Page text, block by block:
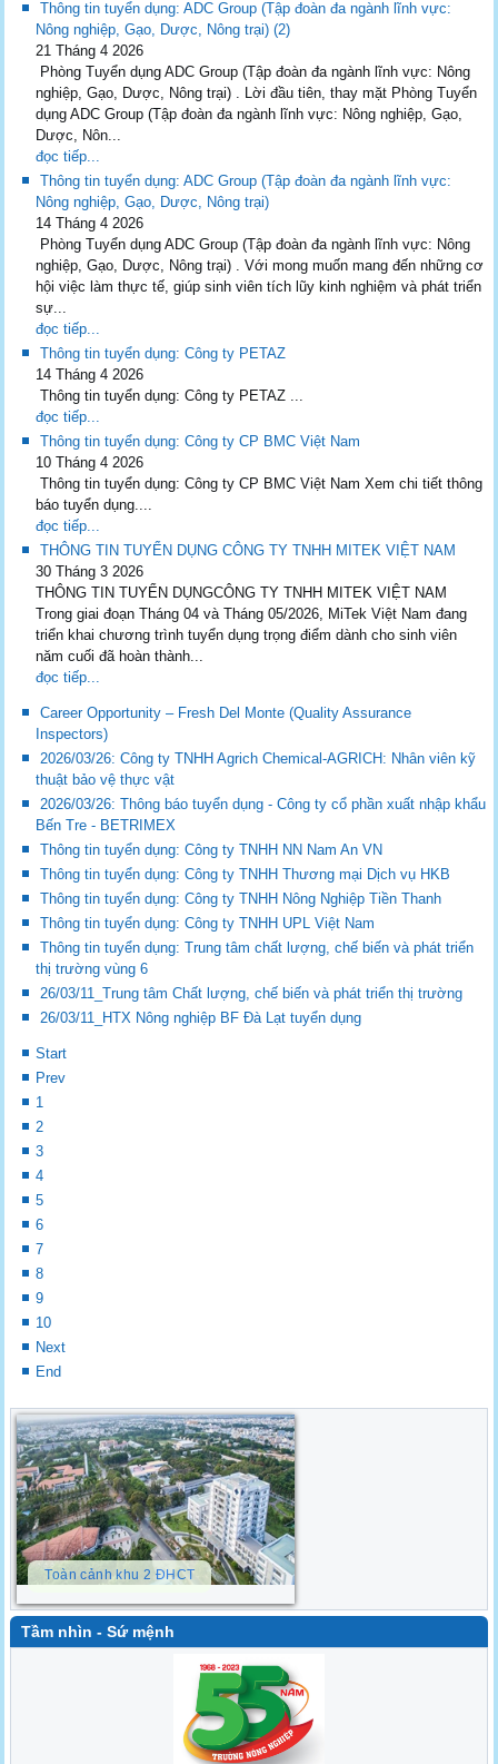
Thông tin tuyển dụng: ADC Group (Tập đoàn đa ngành lĩnh vực:
Nông nghiệp, Gạo, Dược, Nông trại) (2)
21 Tháng 4 2026
Phòng Tuyển dụng ADC Group (Tập đoàn đa ngành lĩnh vực: Nông
nghiệp, Gạo, Dược, Nông trại) . Lời đầu tiên, thay mặt Phòng Tuyển
dụng ADC Group (Tập đoàn đa ngành lĩnh vực: Nông nghiệp, Gạo,
Dược, Nôn...
đọc tiếp...
Thông tin tuyển dụng: ADC Group (Tập đoàn đa ngành lĩnh vực:
Nông nghiệp, Gạo, Dược, Nông trại)
14 Tháng 4 2026
Phòng Tuyển dụng ADC Group (Tập đoàn đa ngành lĩnh vực: Nông
nghiệp, Gạo, Dược, Nông trại) . Với mong muốn mang đến những cơ
hội việc làm thực tế, giúp sinh viên tích lũy kinh nghiệm và phát triển
sự...
đọc tiếp...
Thông tin tuyển dụng: Công ty PETAZ
14 Tháng 4 2026
Thông tin tuyển dụng: Công ty PETAZ ...
đọc tiếp...
Thông tin tuyển dụng: Công ty CP BMC Việt Nam
10 Tháng 4 2026
Thông tin tuyển dụng: Công ty CP BMC Việt Nam Xem chi tiết thông
báo tuyển dụng....
đọc tiếp...
THÔNG TIN TUYỂN DỤNG CÔNG TY TNHH MITEK VIỆT NAM
30 Tháng 3 2026
THÔNG TIN TUYỂN DỤNGCÔNG TY TNHH MITEK VIỆT NAM
Trong giai đoạn Tháng 04 và Tháng 05/2026, MiTek Việt Nam đang
triển khai chương trình tuyển dụng trọng điểm dành cho sinh viên
năm cuối đã hoàn thành...
đọc tiếp...
Career Opportunity – Fresh Del Monte (Quality Assurance
Inspectors)
2026/03/26: Công ty TNHH Agrich Chemical-AGRICH: Nhân viên kỹ
thuật bảo vệ thực vật
2026/03/26: Thông báo tuyển dụng - Công ty cổ phần xuất nhập khẩu
Bến Tre - BETRIMEX
Thông tin tuyển dụng: Công ty TNHH NN Nam An VN
Thông tin tuyển dụng: Công ty TNHH Thương mại Dịch vụ HKB
Thông tin tuyển dụng: Công ty TNHH Nông Nghiệp Tiền Thanh
Thông tin tuyển dụng: Công ty TNHH UPL Việt Nam
Thông tin tuyển dụng: Trung tâm chất lượng, chế biến và phát triển
thị trường vùng 6
26/03/11_Trung tâm Chất lượng, chế biến và phát triển thị trường
26/03/11_HTX Nông nghiệp BF Đà Lạt tuyển dụng
Start
Prev
1
2
3
4
5
6
7
8
9
10
Next
End
Toàn cảnh khu 2 ĐHCT
Tầm nhìn - Sứ mệnh